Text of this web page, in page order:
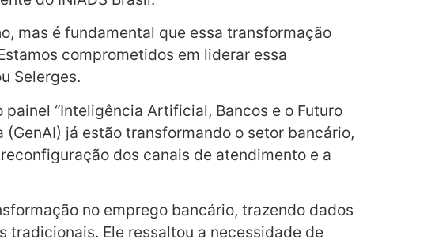
mas é fundamental que essa transformação
comprometidos em liderar essa
Selerges.
“Inteligência Artificial, Bancos e o Futuro
já estão transformando o setor bancário,
dos canais de atendimento e a
no emprego bancário, trazendo dados
tradicionais. Ele ressaltou a necessidade de